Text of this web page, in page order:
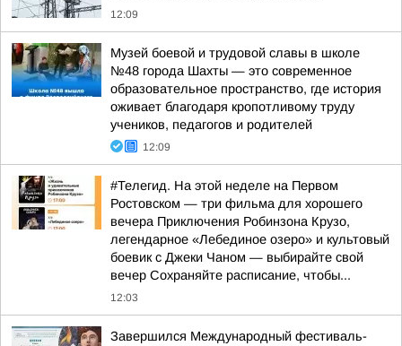
12:09
Музей боевой и трудовой славы в школе
№48 города Шахты — это современное
образовательное пространство, где история
оживает благодаря кропотливому труду
учеников, педагогов и родителей
12:09
#Телегид. На этой неделе на Первом
Ростовском — три фильма для хорошего
вечера Приключения Робинзона Крузо,
легендарное «Лебединое озеро» и культовый
боевик с Джеки Чаном — выбирайте свой
вечер Сохраняйте расписание, чтобы...
12:03
Завершился Международный фестиваль-